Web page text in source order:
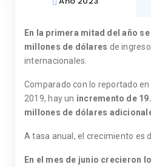
En la primera mitad del año
millones de dólares de
internacionales.
Comparado con lo reportado
2019, hay un incremento de
millones de dólares
A tasa anual, el crecimiento es
En el mes de junio crecieron